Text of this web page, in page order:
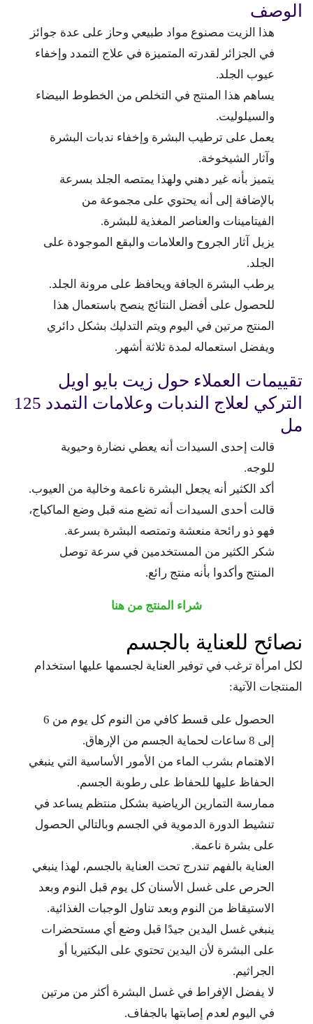
الوصف
هذا الزيت مصنوع مواد طبيعي وحاز على عدة جوائز
في الجزائر لقدرته المتميزة في علاج التمدد وإخفاء
عيوب الجلد.
يساهم هذا المنتج في التخلص من الخطوط البيضاء
والسيلوليت.
يعمل على ترطيب البشرة وإخفاء ندبات البشرة
وآثار الشيخوخة.
يتميز بأنه غير دهني ولهذا يمتصه الجلد بسرعة
بالإضافة إلى أنه يحتوي على مجموعة من
الفيتامينات والعناصر المغذية للبشرة.
يزيل آثار الجروح والعلامات والبقع الموجودة على
الجلد.
يرطب البشرة الجافة ويحافظ على مرونة الجلد.
للحصول على أفضل النتائج ينصح باستعمال هذا
المنتج مرتين في اليوم ويتم التدليك بشكل دائري
ويفضل استعماله لمدة ثلاثة أشهر.
تقييمات العملاء حول زيت بايو اويل
التركي لعلاج الندبات وعلامات التمدد 125
مل
قالت إحدى السيدات أنه يعطي نضارة وحيوية
للوجه.
أكد الكثير أنه يجعل البشرة ناعمة وخالية من العيوب.
قالت أحدى السيدات أنه تضع منه قبل وضع الماكياج،
فهو ذو رائحة منعشة وتمتصه البشرة بسرعة.
شكر الكثير من المستخدمين في سرعة توصل
المنتج وأكدوا بأنه منتج رائع.
شراء المنتج من هنا
نصائح للعناية بالجسم
لكل امرأة ترغب في توفير العناية لجسمها عليها استخدام
المنتجات الآتية:
الحصول على قسط كافي من النوم كل يوم من 6
إلى 8 ساعات لحماية الجسم من الإرهاق.
الاهتمام بشرب الماء من الأمور الأساسية التي ينبغي
الحفاظ عليها للحفاظ على رطوبة الجسم.
ممارسة التمارين الرياضية بشكل منتظم يساعد في
تنشيط الدورة الدموية في الجسم وبالتالي الحصول
على بشرة ناعمة.
العناية بالفهم تندرج تحت العناية بالجسم، لهذا ينبغي
الحرص على غسل الأسنان كل يوم قبل النوم وبعد
الاستيقاظ من النوم وبعد تناول الوجبات الغذائية.
ينبغي غسل اليدين جيدًا قبل وضع أي مستحضرات
على البشرة لأن اليدين تحتوي على البكتيريا أو
الجراثيم.
لا يفضل الإفراط في غسل البشرة أكثر من مرتين
في اليوم لعدم إصابتها بالجفاف.